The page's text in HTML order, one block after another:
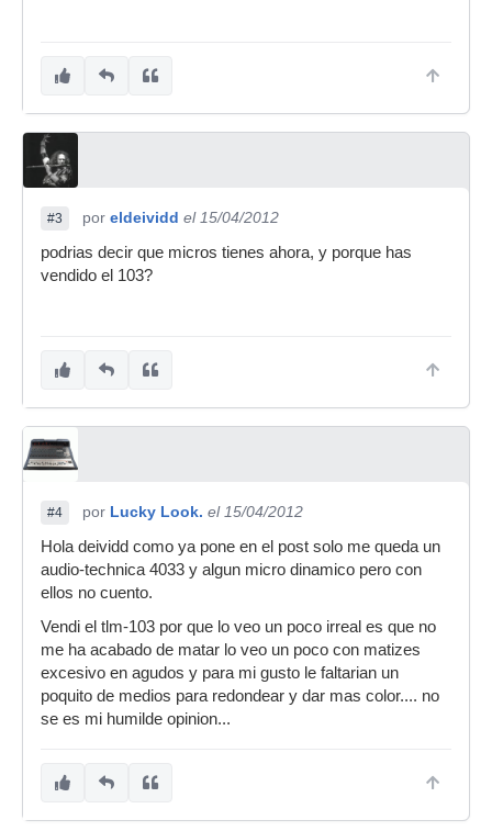
#3 por eldeividd el 15/04/2012
podrias decir que micros tienes ahora, y porque has
vendido el 103?
#4 por Lucky Look. el 15/04/2012
Hola deividd como ya pone en el post solo me queda un
audio-technica 4033 y algun micro dinamico pero con
ellos no cuento.
Vendi el tlm-103 por que lo veo un poco irreal es que no
me ha acabado de matar lo veo un poco con matizes
excesivo en agudos y para mi gusto le faltarian un
poquito de medios para redondear y dar mas color.... no
se es mi humilde opinion...